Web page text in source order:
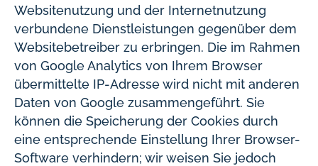
Websitenutzung und der Internetnutzung
verbundene Dienstleistungen gegenüber dem
Websitebetreiber zu erbringen. Die im Rahmen
von Google Analytics von Ihrem Browser
übermittelte IP-Adresse wird nicht mit anderen
Daten von Google zusammengeführt. Sie
können die Speicherung der Cookies durch
eine entsprechende Einstellung Ihrer Browser-
Software verhindern; wir weisen Sie jedoch